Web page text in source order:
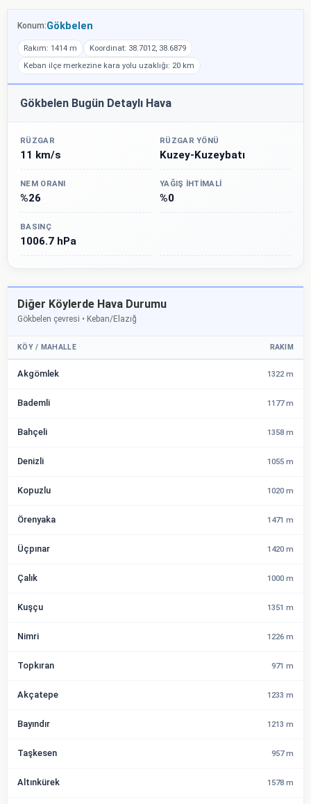
Konum:Gökbelen
Rakım: 1414 m
Koordinat: 38.7012, 38.6879
Keban ilçe merkezine kara yolu uzaklığı: 20 km
Gökbelen Bugün Detaylı Hava
RÜZGAR
11 km/s
RÜZGAR YÖNÜ
Kuzey-Kuzeybatı
NEM ORANI
%26
YAĞIŞ İHTIMALI
%0
BASINÇ
1006.7 hPa
Diğer Köylerde Hava Durumu
Gökbelen çevresi • Keban/Elazığ
KÖY / MAHALLE RAKIM
Akgömlek 1322 m
Bademli 1177 m
Bahçeli 1358 m
Denizli 1055 m
Kopuzlu 1020 m
Örenyaka 1471 m
Üçpınar 1420 m
Çalık 1000 m
Kuşçu 1351 m
Nimri 1226 m
Topkıran 971 m
Akçatepe 1233 m
Bayındır 1213 m
Taşkesen 957 m
Altınkürek 1578 m